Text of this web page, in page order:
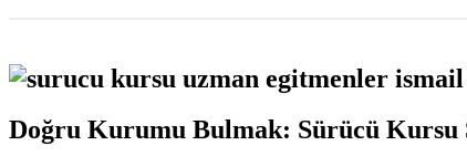
Doğru Kurumu Bulmak: Sürücü Kursu